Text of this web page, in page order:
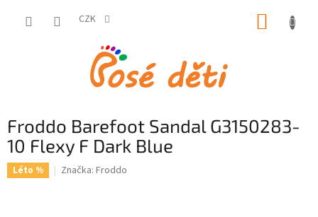
CZK
Froddo Barefoot Sandal G3150283-
10 Flexy F Dark Blue
Léto % Značka: Froddo